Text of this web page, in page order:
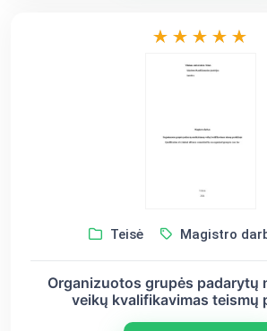
Teisė Magistro
Organizuotos grupės padarytų
veikų kvalifikavimas teismų